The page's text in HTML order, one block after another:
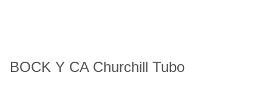
BOCK Y CA Churchill Tubo